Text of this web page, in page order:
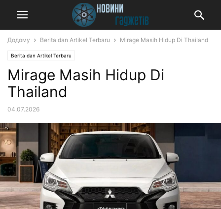
Додому Berita dan Artikel Terbaru Mirage Masih Hidup Di Thailand
Berita dan Artikel Terbaru
Mirage Masih Hidup Di
Thailand
04.07.2026